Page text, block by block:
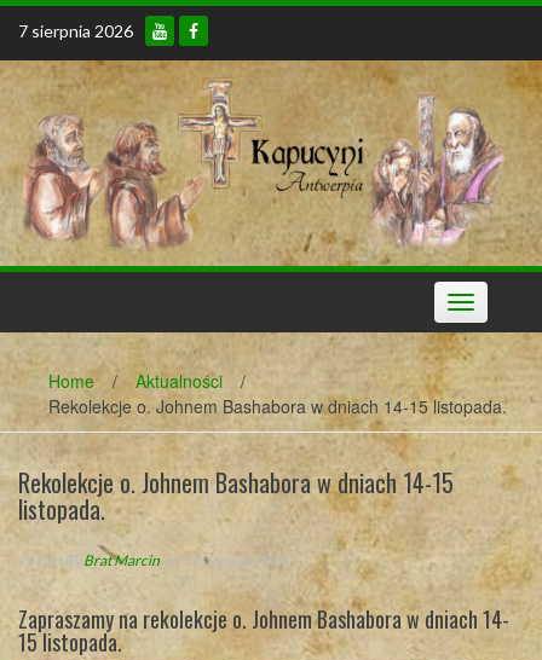
Skip
content
7 sierpnia 2026
Toggle
navigation
Home / Aktualności
/
Rekolekcje o. Johnem Bashabora w dniach 14-15 listopada.
Rekolekcje o. Johnem Bashabora w dniach 14-15
listopada.
Posted By Brat Marcin on 5 listopada 2024
Zapraszamy na rekolekcje o. Johnem Bashabora w dniach 14-
15 listopada.